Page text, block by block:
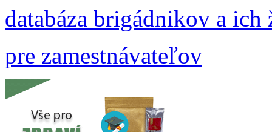
databáza brigádnikov a
pre zamestnávateľov